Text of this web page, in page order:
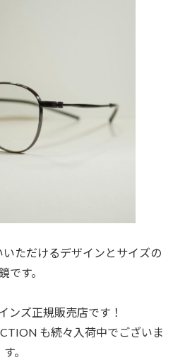
ただけるデザインとサイズの
です。
ンズ正規販売店です！
も続々入荷中でございま
す。